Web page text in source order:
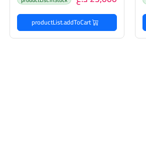
productList.addToCart